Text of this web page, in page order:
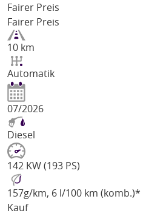
Fairer Preis
Fairer Preis
10 km
Automatik
07/2026
Diesel
142 KW (193 PS)
157g/km, 6 l/100 km (komb.)*
Kauf